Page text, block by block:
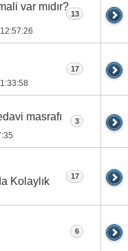
var mıdır?
12:57:26
13
17
masrafı 3
Kolaylık
17
6